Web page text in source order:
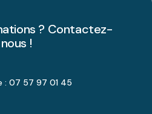
? Contactez-
nous !
: 07 57 97 01 45